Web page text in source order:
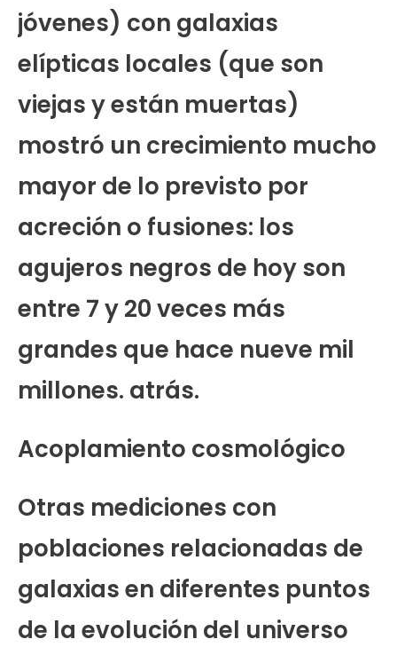
jóvenes) con galaxias
elípticas locales (que son
viejas y están muertas)
mostró un crecimiento mucho
mayor de lo previsto por
acreción o fusiones: los
agujeros negros de hoy son
entre 7 y 20 veces más
grandes que hace nueve mil
millones. atrás.
Acoplamiento cosmológico
Otras mediciones con
poblaciones relacionadas de
galaxias en diferentes puntos
de la evolución del universo